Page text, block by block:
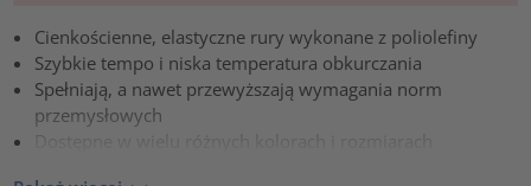
Cienkościenne, elastyczne rury wykonane z poliolefiny
Szybkie tempo i niska temperatura obkurczania
Spełniają, a nawet przewyższają wymagania norm
przemysłowych